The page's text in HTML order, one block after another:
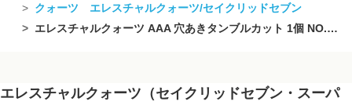
クォーツ エレスチャルクォーツ/セイクリッドセブン
エレスチャルクォーツ AAA 穴あきタンブルカット 1個 NO.9【1点もの】
エレスチャルクォーツ（セイクリッドセブン・スーパ